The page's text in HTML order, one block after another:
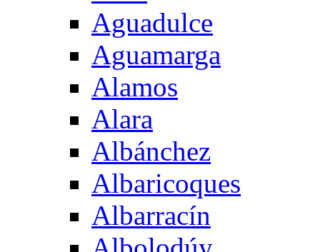
Aguadulce
Aguamarga
Alamos
Alara
Albánchez
Albaricoques
Albarracín